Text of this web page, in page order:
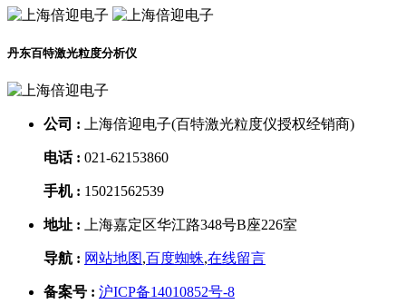
丹东百特激光粒度分析仪
公司 : 上海倍迎电子(百特激光粒度仪授权经销商)
电话 : 021-62153860
手机 : 15021562539
地址 : 上海嘉定区华江路348号B座226室
导航 : 网站地图,百度蜘蛛,在线留言
备案号 : 沪ICP备14010852号-8